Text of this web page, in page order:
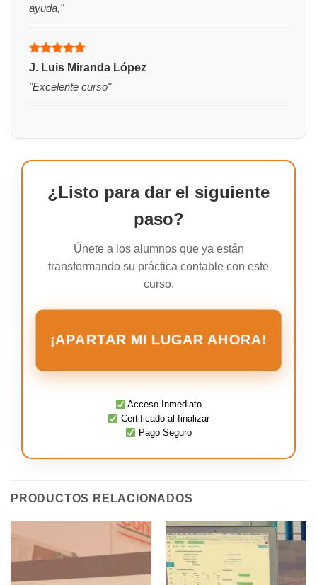
ayuda,"
Valorado
J. Luis Miranda López
"Excelente curso"
¿Listo para dar el siguiente
paso?
Únete a los alumnos que ya están
transformando su práctica contable con este
curso.
¡APARTAR MI LUGAR AHORA!
Acceso Inmediato
Certificado al finalizar
Pago Seguro
PRODUCTOS RELACIONADOS